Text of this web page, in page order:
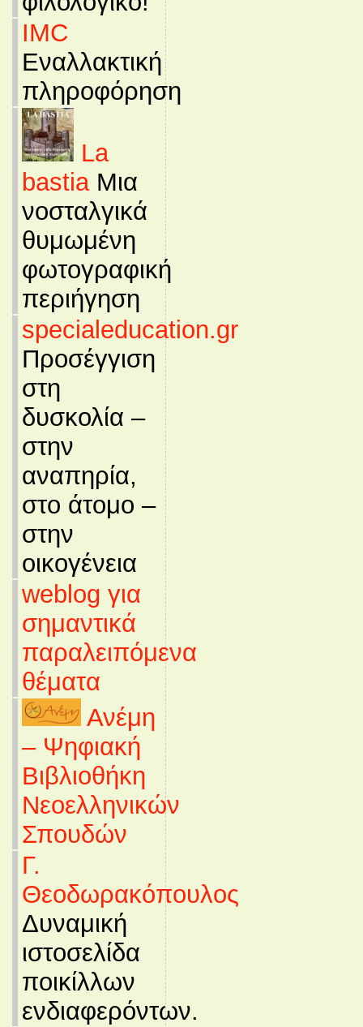
IMC
Εναλλακτική
πληροφόρηση
La
bastiaΜια
νοσταλγικά
θυμωμένη
φωτογραφική
περιήγηση
specialeducation.gr
Προσέγγιση
στη
δυσκολία –
στην
αναπηρία,
στο άτομο –
στην
οικογένεια
weblog για
σημαντικά
παραλειπόμενα
θέματα
Ανέμη
– Ψηφιακή
Βιβλιοθήκη
Νεοελληνικών
Σπουδών
Γ.
Θεοδωρακόπουλος
Δυναμική
ιστοσελίδα
ποικίλλων
ενδιαφερόντων.